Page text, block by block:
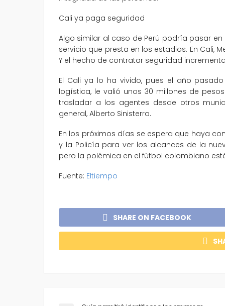
Cali ya paga seguridad
Algo similar al caso de Perú podría pasar
servicio que presta en los estadios. En Cali,
Y el hecho de contratar seguridad
El Cali ya lo ha vivido, pues el año
logística, le valió unos 30 millones de
trasladar a los agentes desde otros
general, Alberto Sinisterra.
En los próximos días se espera que haya
y la Policía para ver los alcances de la
pero la polémica en el fútbol colombiano
Fuente: Eltiempo
SHARE ON FACEBOOK